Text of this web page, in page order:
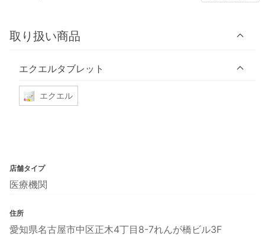
取り扱い商品
エクエルタブレット
エクエル
店舗タイプ
医療機関
住所
愛知県名古屋市中区正木4丁目8-7れんが橋ビル3F